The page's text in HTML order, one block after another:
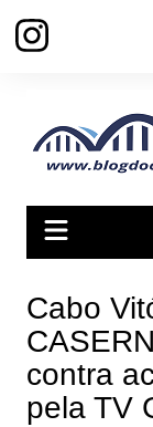
para
Cabo
contra
pela TV